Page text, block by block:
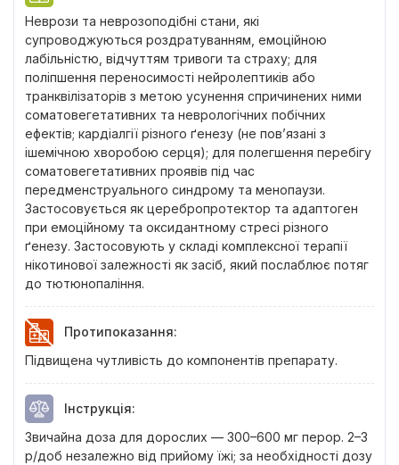
Неврози та неврозоподібні стани, які
супроводжуються роздратуванням, емоційною
лабільністю, відчуттям тривоги та страху; для
поліпшення переносимості нейролептиків або
транквілізаторів з метою усунення спричинених ними
соматовегетативних та неврологічних побічних
ефектів; кардіалгії різного ґенезу (не пов’язані з
ішемічною хворобою серця); для полегшення перебігу
соматовегетативних проявів під час
передменструального синдрому та менопаузи.
Застосовується як церебропротектор та адаптоген
при емоційному та оксидантному стресі різного
ґенезу. Застосовують у складі комплексної терапії
нікотинової залежності як засіб, який послаблює потяг
до тютюнопаління.
Протипоказання:
Підвищена чутливість до компонентів препарату.
Інструкція:
Звичайна доза для дорослих — 300–600 мг перор. 2–3
р/доб незалежно від прийому їжі; за необхідності дозу